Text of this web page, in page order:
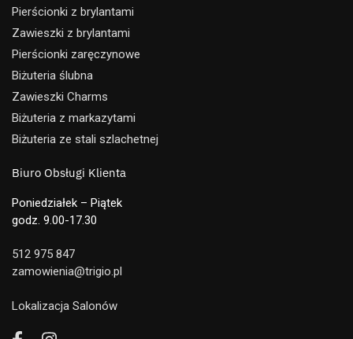
Pierścionki z brylantami
Zawieszki z brylantami
Pierścionki zaręczynowe
Biżuteria ślubna
Zawieszki Charms
Biżuteria z markazytami
Biżuteria ze stali szlachetnej
Biuro Obsługi Klienta
Poniedziałek – Piątek
godz. 9.00-17.30
512 975 847
zamowienia@trigio.pl
Lokalizacja Salonów